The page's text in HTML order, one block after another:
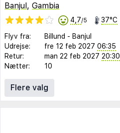
Banjul, Gambia
4,7/5 37°C
Flyv fra: Billund - Banjul
Udrejse:
fre 12 feb 2027 06:35
Retur:
man 22 feb 2027 20:30
Nætter:
10
Flere valg